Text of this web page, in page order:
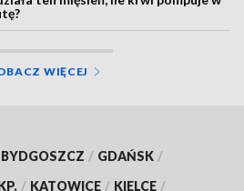
WIĘCEJ
BYDGOSZCZ / GDAŃSK /
/ KATOWICE / KIELCE /